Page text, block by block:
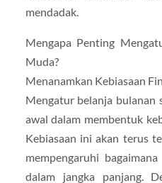
mendadak.
Mengapa Penting
Muda?
Menanamkan Kebiasaan
Mengatur belanja bulanan
awal dalam membentuk
Kebiasaan ini akan terus
mempengaruhi
dalam jangka panjang.